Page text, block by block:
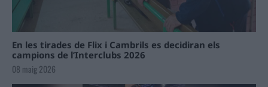
En les tirades de Flix i Cambrils es decidiran els
campions de l’Interclubs 2026
08 maig 2026